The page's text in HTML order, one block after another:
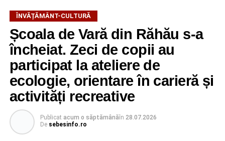
ÎNVĂȚĂMÂNT-CULTURĂ
Școala de Vară din Răhău s-a
încheiat. Zeci de copii au
participat la ateliere de
ecologie, orientare în carieră și
activități recreative
Publicat acum o săptămânăîn 28.07.2026
De sebesinfo.ro